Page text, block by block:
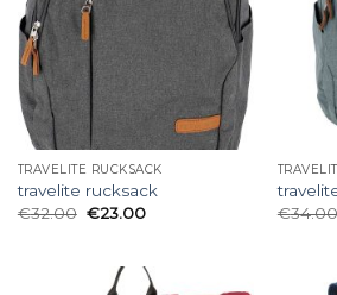
TRAVELITE RUCKSACK
travelite rucksack
€32.00 €23.00
€34.00